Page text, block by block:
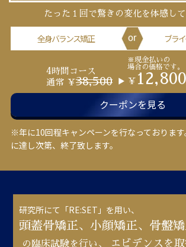
たった１回で驚きの変化を体感し
全身バランス矯正 ブラ
4時間コース
通常 ￥38,500
※現金払いの
場合の価格です。
￥ 12,800
クーポンを見る
※年に10回程キャンペーンを行なっておりま
に達し次第、終了致します。
研究所にて「RE:SET」を用い、
頭蓋骨矯正、小顔矯正、骨盤矯
の臨床試験を行い、 エビデンスを